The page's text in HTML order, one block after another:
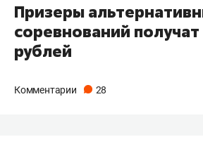
Призеры
соревнований
рублей
Комментарии 28